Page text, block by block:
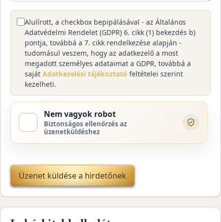
Alulírott, a checkbox bepipálásával - az Általános
Adatvédelmi Rendelet (GDPR) 6. cikk (1) bekezdés b)
pontja, továbbá a 7. cikk rendelkezése alapján -
tudomásul veszem, hogy az adatkezelő a most
megadott személyes adataimat a GDPR, továbbá a
saját Adatkezelési tájékoztató feltételei szerint
kezelheti.
Nem vagyok robot
Biztonságos ellenőrzés az
üzenetküldéshez
Üzenet küldése a hirdetőnek